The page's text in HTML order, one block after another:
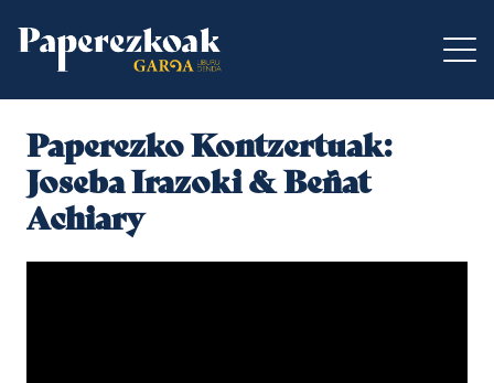
Paperezko Kontzertuak:
Joseba Irazoki & Beñat
Achiary